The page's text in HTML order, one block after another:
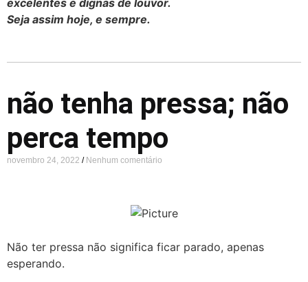
excelentes e dignas de louvor.
Seja assim hoje, e sempre.
não tenha pressa; não
perca tempo
novembro 24, 2022 Nenhum comentário
Não ter pressa não significa ficar parado, apenas
esperando.